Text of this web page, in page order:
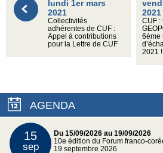
lundi 1er mars
2021
Collectivités
adhérentes de CUF :
Appel à contributions
pour la Lettre de CUF
2021
CUF :
6ème
2021 !
AGENDA
15
sep
Du 15/09/2026 au 19/09/2026
10e édition du Forum franco-
19 septembre 2026